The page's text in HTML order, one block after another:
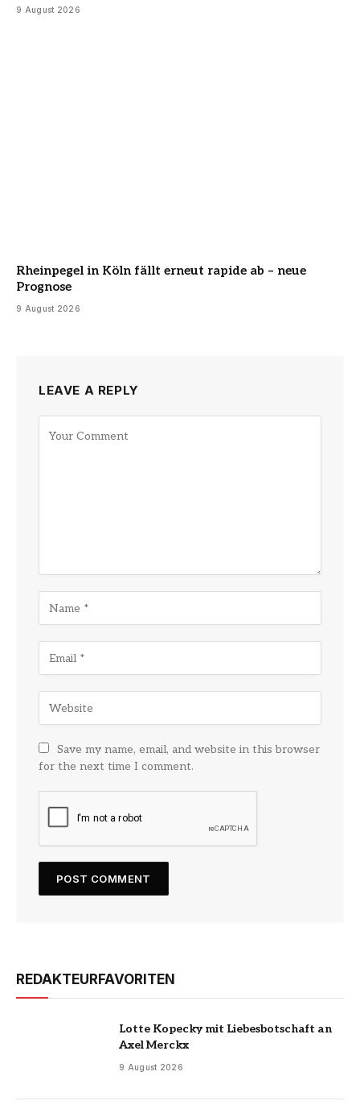
9 August 2026
Rheinpegel in Köln fällt erneut rapide ab – neue
Prognose
9 August 2026
LEAVE A REPLY
Save my name, email, and website in this browser
for the next time I comment.
REDAKTEURFAVORITEN
Lotte Kopecky mit Liebesbotschaft an
Axel Merckx
9 August 2026